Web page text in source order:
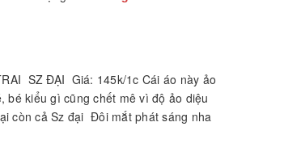
SZ ĐẠI Giá: 145k/1c Cái áo này ảo
kiểu gì cũng chết mê vì độ ảo diệu
còn cả Sz đại Đôi mắt phát sáng nha